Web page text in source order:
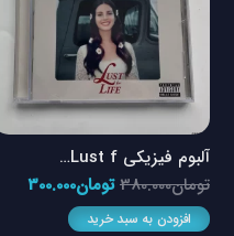
آلبوم فیزیکی Lust f…
تومان380.000قیمت
اصلی
تومان300.000قیمت
افزودن به سبد خرید